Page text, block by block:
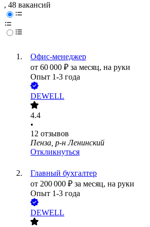
, 48 вакансий
Офис-менеджер
от 60 000 ₽ за месяц, на руки
Опыт 1-3 года
DEWELL
4.4
•
12 отзывов
Пенза, р-н Ленинский
Откликнуться
Главный бухгалтер
от 200 000 ₽ за месяц, на руки
Опыт 1-3 года
DEWELL